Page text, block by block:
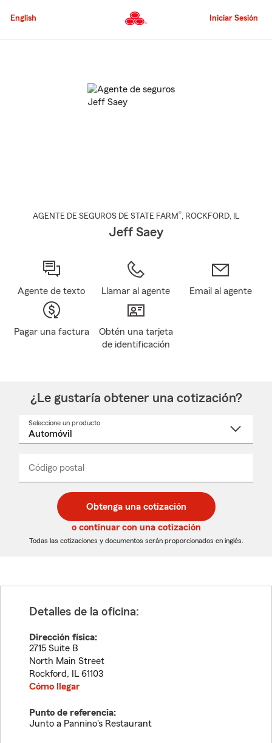
al
principal
English Iniciar Sesión
AGENTE DE SEGUROS DE STATE FARM®, ROCKFORD, IL
Jeff Saey
Agente de texto Llamar al agente Email al agente
Pagar una factura
Obtén una tarjeta
de identificación
¿Le gustaría obtener una cotización?
Seleccione un producto
desplegable
Código postal
de
5
dígitos
de
5
dígitos
_____
Obtenga una cotización
o continuar con una cotización
Todas las cotizaciones y documentos serán proporcionados en inglés.
Detalles de la oficina:
Dirección física:
2715 Suite B
North Main Street
Rockford, IL 61103
Cómo llegar
Punto de referencia:
Junto a Pannino's Restaurant